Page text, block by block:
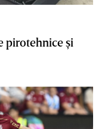
pirotehnice şi